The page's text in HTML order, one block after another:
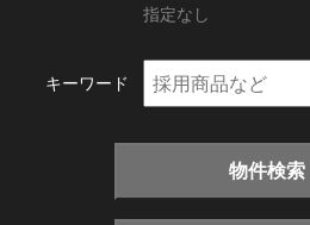
指定なし
キーワード
物件検索